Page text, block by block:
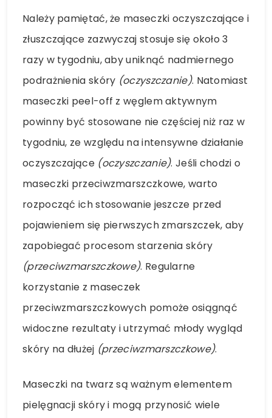
Należy pamiętać, że maseczki oczyszczające i
złuszczające zazwyczaj stosuje się około 3
razy w tygodniu, aby uniknąć nadmiernego
podrażnienia skóry (oczyszczanie). Natomiast
maseczki peel-off z węglem aktywnym
powinny być stosowane nie częściej niż raz w
tygodniu, ze względu na intensywne działanie
oczyszczające (oczyszczanie). Jeśli chodzi o
maseczki przeciwzmarszczkowe, warto
rozpocząć ich stosowanie jeszcze przed
pojawieniem się pierwszych zmarszczek, aby
zapobiegać procesom starzenia skóry
(przeciwzmarszczkowe). Regularne
korzystanie z maseczek
przeciwzmarszczkowych pomoże osiągnąć
widoczne rezultaty i utrzymać młody wygląd
skóry na dłużej (przeciwzmarszczkowe).
Maseczki na twarz są ważnym elementem
pielęgnacji skóry i mogą przynosić wiele